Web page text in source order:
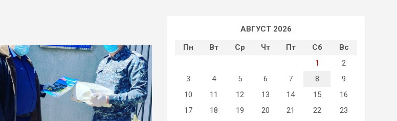
АВГУСТ 2026
Пн
Вт Ср Чт Пт Сб
Вс
1
2
3
4 5 6 7 8
9
10
11 12 13 14 15
16
17
18 19 20 21 22
23